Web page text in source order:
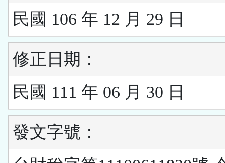
民國 106 年 12 月 29 日
修正日期：
民國 111 年 06 月 30 日
發文字號：